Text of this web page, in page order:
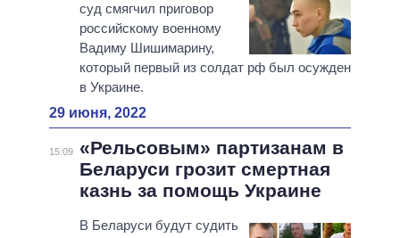
суд смягчил приговор
российскому военному
Вадиму Шишимарину,
который первый из солдат рф был осужден
в Украине.
29 июня, 2022
15:09
«Рельсовым» партизанам в
Беларуси грозит смертная
казнь за помощь Украине
В Беларуси будут судить